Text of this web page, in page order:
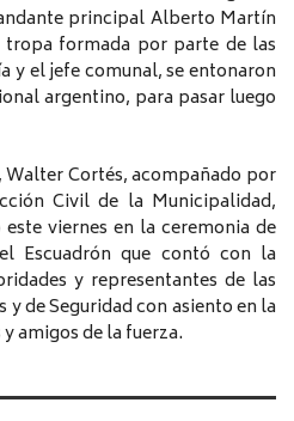
principal Alberto Martín
tropa formada por parte de las
y el jefe comunal, se entonaron
argentino, para pasar luego
Cortés, acompañado por
Civil de la Municipalidad,
viernes en la ceremonia de
Escuadrón que contó con la
y representantes de las
de Seguridad con asiento en la
amigos de la fuerza.